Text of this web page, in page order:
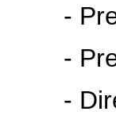
-
-
-